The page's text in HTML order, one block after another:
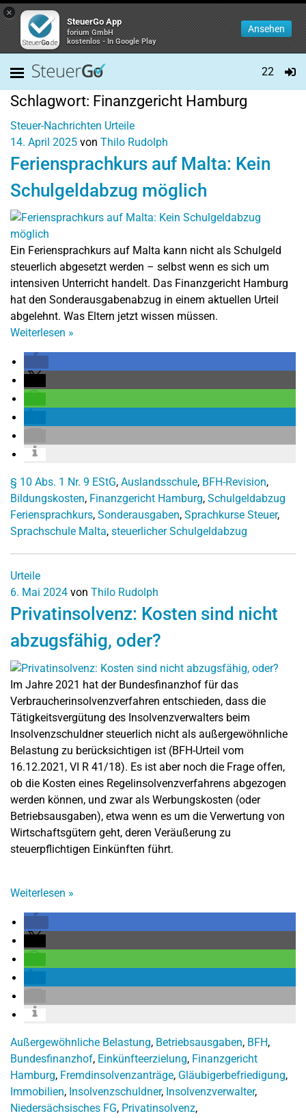
×
SteuerGo App
forium GmbH
kostenlos - In Google Play
Ansehen
22
Schlagwort: Finanzgericht Hamburg
Steuer-Nachrichten Urteile
14. April 2025 von Thilo Rudolph
Feriensprachkurs auf Malta: Kein
Schulgeldabzug möglich
Ein Feriensprachkurs auf Malta kann nicht als Schulgeld
steuerlich abgesetzt werden – selbst wenn es sich um
intensiven Unterricht handelt. Das Finanzgericht Hamburg
hat den Sonderausgabenabzug in einem aktuellen Urteil
abgelehnt. Was Eltern jetzt wissen müssen.
Weiterlesen »
§ 10 Abs. 1 Nr. 9 EStG, Auslandsschule, BFH-Revision,
Bildungskosten, Finanzgericht Hamburg, Schulgeldabzug
Feriensprachkurs, Sonderausgaben, Sprachkurse Steuer,
Sprachschule Malta, steuerlicher Schulgeldabzug
Urteile
6. Mai 2024 von Thilo Rudolph
Privatinsolvenz: Kosten sind nicht
abzugsfähig, oder?
Im Jahre 2021 hat der Bundesfinanzhof für das
Verbraucherinsolvenzverfahren entschieden, dass die
Tätigkeitsvergütung des Insolvenzverwalters beim
Insolvenzschuldner steuerlich nicht als außergewöhnliche
Belastung zu berücksichtigen ist (BFH-Urteil vom
16.12.2021, VI R 41/18). Es ist aber noch die Frage offen,
ob die Kosten eines Regelinsolvenzverfahrens abgezogen
werden können, und zwar als Werbungskosten (oder
Betriebsausgaben), etwa wenn es um die Verwertung von
Wirtschaftsgütern geht, deren Veräußerung zu
steuerpflichtigen Einkünften führt.
Weiterlesen »
Außergewöhnliche Belastung, Betriebsausgaben, BFH,
Bundesfinanzhof, Einkünfteerzielung, Finanzgericht
Hamburg, Fremdinsolvenzanträge, Gläubigerbefriedigung,
Immobilien, Insolvenzschuldner, Insolvenzverwalter,
Niedersächsisches FG, Privatinsolvenz,